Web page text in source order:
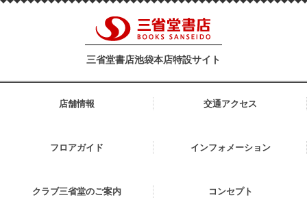
三省堂書店池袋本店特設サイト
店舗情報 交通アクセス
フロアガイド インフォメーション
クラブ三省堂のご案内 コンセプト